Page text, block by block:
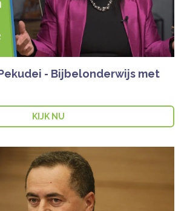
- Bijbelonderwijs met
KIJK NU